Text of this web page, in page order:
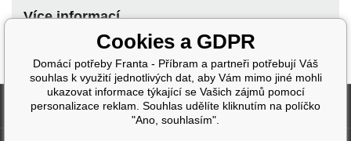
Více informací
Fakturační údaje
Cookies a GDPR
Domácí potřeby Franta - Příbram a partneři potřebují Váš
souhlas k využití jednotlivých dat, aby Vám mimo jiné mohli
ukazovat informace týkající se Vašich zájmů pomocí
personalizace reklam. Souhlas udělíte kliknutím na políčko
"Ano, souhlasím".